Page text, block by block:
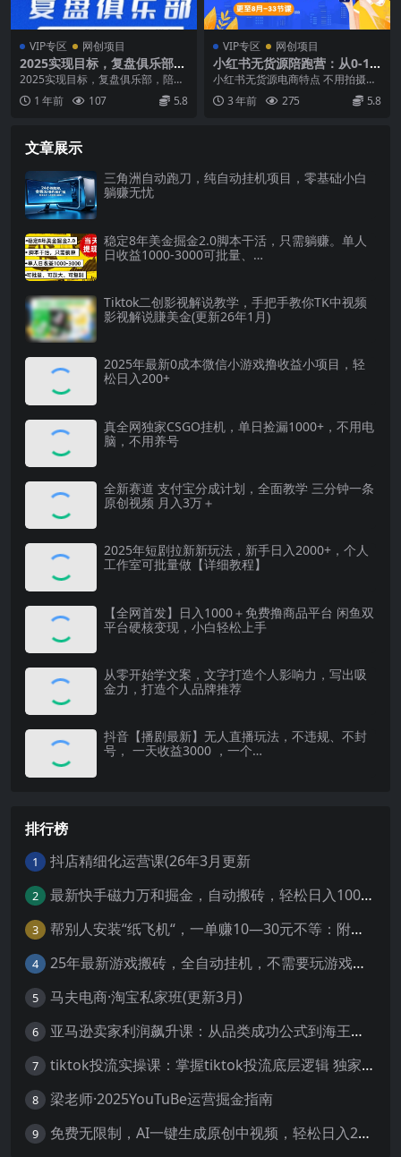
VIP专区 网创项目
2025实现目标，复盘俱乐部，
陪你活成想要的幸福模样
2025实现目标，复盘俱乐部，陪你
活成想要的幸福模样 课程介绍： 课
程从深度复盘...
1 年前 107 5.8
VIP专区 网创项目
小红书无货源陪跑营：从0-1
从开店到爆单 单店30万销售额
（更至8月-33节课）
小红书无货源电商特点 不用拍摄、
不用露脸、不用买产品 不用营业执
照，一部手机即可...
3 年前 275 5.8
文章展示
三角洲自动跑刀，纯自动挂机项目，零基础小白
躺赚无忧
稳定8年美金掘金2.0脚本干活，只需躺赚。单人
日收益1000-3000可批量、…
Tiktok二创影视解说教学，手把手教你TK中视频
影视解说賺美金(更新26年1月)
2025年最新0成本微信小游戏撸收益小项目，轻
松日入200+
真全网独家CSGO挂机，单日捡漏1000+，不用电
脑，不用养号
全新赛道 支付宝分成计划，全面教学 三分钟一条
原创视频 月入3万＋
2025年短剧拉新新玩法，新手日入2000+，个人
工作室可批量做【详细教程】
【全网首发】日入1000＋免费撸商品平台 闲鱼双
平台硬核变现，小白轻松上手
从零开始学文案，文字打造个人影响力，写出吸
金力，打造个人品牌推荐
抖音【播剧最新】无人直播玩法，不违规、不封
号， 一天收益3000 ，一个…
排行榜
1 抖店精细化运营课(26年3月更新
2 最新快手磁力万和掘金，自动搬砖，轻松日入100-200，操作简单
3 帮别人安装“纸飞机“，一单赚10—30元不等：附：免费节点
4 25年最新游戏搬砖，全自动挂机，不需要玩游戏，单手机操作日入300+
5 马夫电商·淘宝私家班(更新3月)
6 亚马逊卖家利润飙升课：从品类成功公式到海王打法，让每个SKU都成爆款一路飙升(更新26年3月
7 tiktok投流实操课：掌握tiktok投流底层逻辑 独家TK投流玩法
8 梁老师·2025YouTuBe运营掘金指南
9 免费无限制，AI一键生成原创中视频，轻松日入2000+，超简单，可矩阵，…